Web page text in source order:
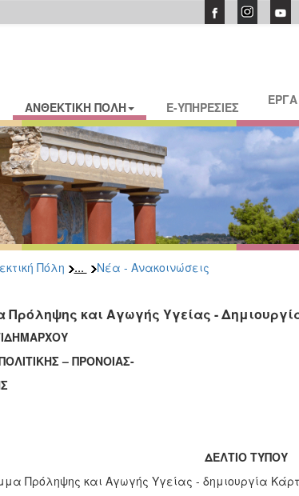
ΑΝΘΕΚΤΙΚΗ ΠΟΛΗ E-ΥΠΗΡΕΣΙΕΣ
Πόλη ... Νέα - Ανακοινώσεις
και Αγωγής Υγείας -
– ΠΡΟΝΟΙΑΣ-
ΔΕΛΤΙΟ ΤΥΠΟΥ
Πρόληψης και Αγωγής Υγείας - δημιουργία